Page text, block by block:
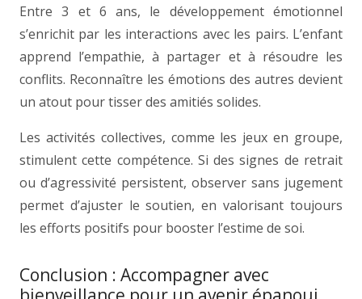
Entre 3 et 6 ans, le développement émotionnel
s’enrichit par les interactions avec les pairs. L’enfant
apprend l’empathie, à partager et à résoudre les
conflits. Reconnaître les émotions des autres devient
un atout pour tisser des amitiés solides.
Les activités collectives, comme les jeux en groupe,
stimulent cette compétence. Si des signes de retrait
ou d’agressivité persistent, observer sans jugement
permet d’ajuster le soutien, en valorisant toujours
les efforts positifs pour booster l’estime de soi.
Conclusion : Accompagner avec